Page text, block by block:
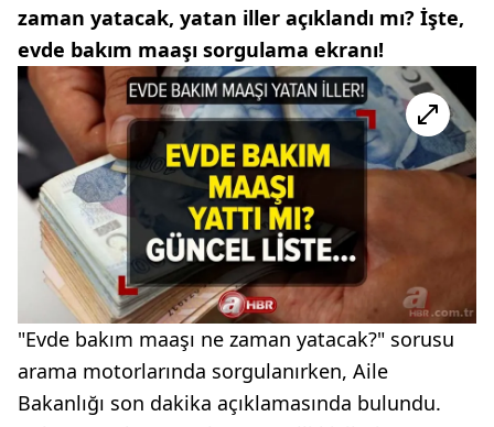
zaman yatacak, yatan iller açıklandı mı? İşte,
evde bakım maaşı sorgulama ekranı!
"Evde bakım maaşı ne zaman yatacak?" sorusu
arama motorlarında sorgulanırken, Aile
Bakanlığı son dakika açıklamasında bulundu.